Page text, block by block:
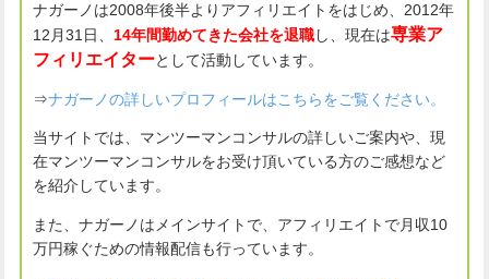
ナガーノは2008年後半よりアフィリエイトをはじめ、2012年
12月31日、 14年間勤めてきた会社を退職し、現在は専業ア
フィリエイターとして活動しています。
⇒ナガーノの詳しいプロフィールはこちらをご覧ください。
当サイトでは、マンツーマンコンサルの詳しいご案内や、現
在マンツーマンコンサルをお受け頂いている方のご感想など
を紹介しています。
また、ナガーノはメインサイトで、アフィリエイトで月収10
万円稼ぐための情報配信も行っています。